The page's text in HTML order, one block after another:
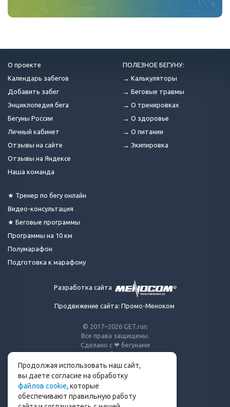
© 2017–2026 GET.run
Все права защищены.
Сделано с ❤ бегунами
для бегунов
Телеграм-канал Get.run
Беговой чат в Телеграм
О проекте
Календарь забегов
Добавить забег
Энциклопедия бега
Бегуны России
Личный кабинет
Отзывы на сайте
Отзывы на Яндексе
Наша команда
★ Тренер по бегу онлайн
Видео-консультация
★ Беговые программы
Программы на 10 км
Полумарафон
Подготовка к марафону
ПОЛЕЗНОЕ БЕГУНУ:
→ Калькуляторы
→ Беговые травмы
→ О тренировках
→ О здоровье
→ О питании
→ Экипировка
Разработка сайта
Продвижение сайта: Промо-Меноком
Продолжая использовать наш сайт,
вы даете согласие на обработку
файлов cookie, которые
обеспечивают правильную работу